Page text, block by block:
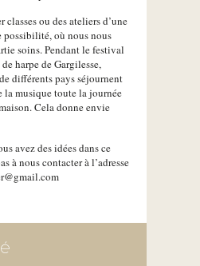
classes ou des ateliers d’une
possibilité, où nous nous
soins. Pendant le festival
harpe de Gargilesse,
différents pays séjournent
la musique toute la journée
Cela donne envie
avez des idées dans ce
à nous contacter à l’adresse